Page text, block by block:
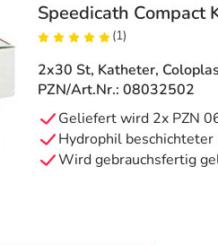
Speedicath Compact
(1)
2x30 St, Katheter,
PZN/Art.Nr.: 08032502
Geliefert wird 2x PZN
Hydrophil
Wird gebrauchsfertig